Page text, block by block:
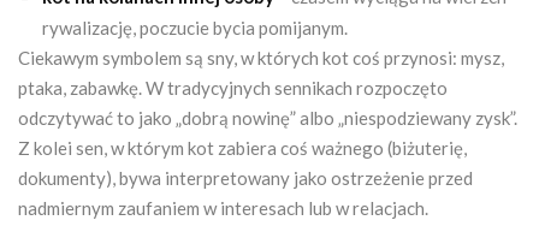
rywalizację, poczucie bycia pomijanym.
Ciekawym symbolem są sny, w których kot coś przynosi: mysz,
ptaka, zabawkę. W tradycyjnych sennikach rozpoczęto
odczytywać to jako „dobrą nowinę” albo „niespodziewany zysk”.
Z kolei sen, w którym kot zabiera coś ważnego (biżuterię,
dokumenty), bywa interpretowany jako ostrzeżenie przed
nadmiernym zaufaniem w interesach lub w relacjach.